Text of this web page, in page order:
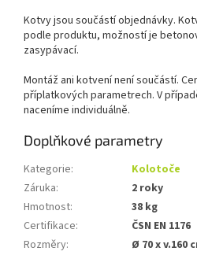
Kotvy jsou součástí objednávky.
podle produktu, možností je
zasypávací.
Montáž ani kotvení není součástí.
příplatkových parametrech. V
naceníme individuálně.
Doplňkové parametry
Kategorie:
Kolotoče
Záruka:
2 roky
Hmotnost:
38 kg
Certifikace:
ČSN EN 1176
Rozměry:
Ø 70 x v.160